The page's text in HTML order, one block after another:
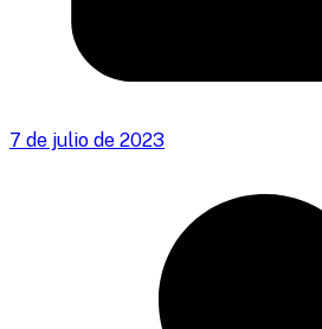
7 de julio de 2023